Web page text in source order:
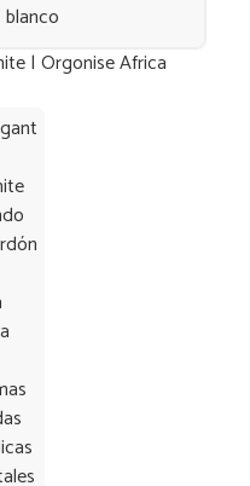
| Orgonise Africa